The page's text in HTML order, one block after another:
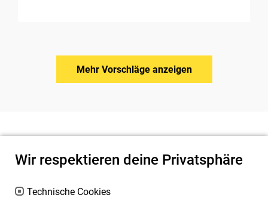
Mehr Vorschläge anzeigen
Wir respektieren deine Privatsphäre
Technische Cookies